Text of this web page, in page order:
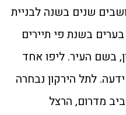
שנים בשנה לבניית
בשנת פי תיירים
בשם העיר. ליפו אחד
לתל הירקון נבחרה
מדרום, הרצל